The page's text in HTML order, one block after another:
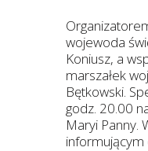
wojewoda
Koniusz, a
marszałek
Bętkowski.
godz. 20.00
Maryi Panny.